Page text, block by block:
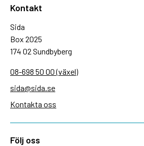
Kontakt
Sida
Box 2025
174 02 Sundbyberg
08-698 50 00 (växel)
sida@sida.se
Kontakta oss
Följ oss